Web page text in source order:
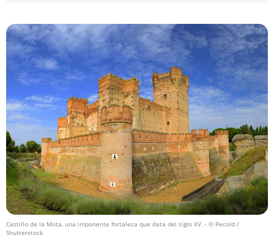
Castillo de la Mota, una imponente fortaleza que data del siglo XV. - © Pecold /
Shutterstock